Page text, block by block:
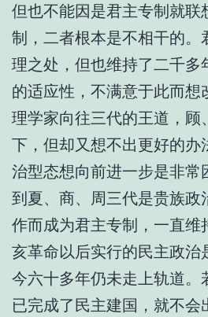
但也不能因是君主专制就联
制，二者根本是不相干的。
理之处，但也维持了二千多
的适应性，不满意于此而想
理学家向往三代的王道，顾
下，但却又想不出更好的办
治型态想向前进一步是非常
到夏、商、周三代是贵族政
作而成为君主专制，一直维
亥革命以后实行的民主政治
今六十多年仍未走上轨道。
已完成了民主建国，就不会